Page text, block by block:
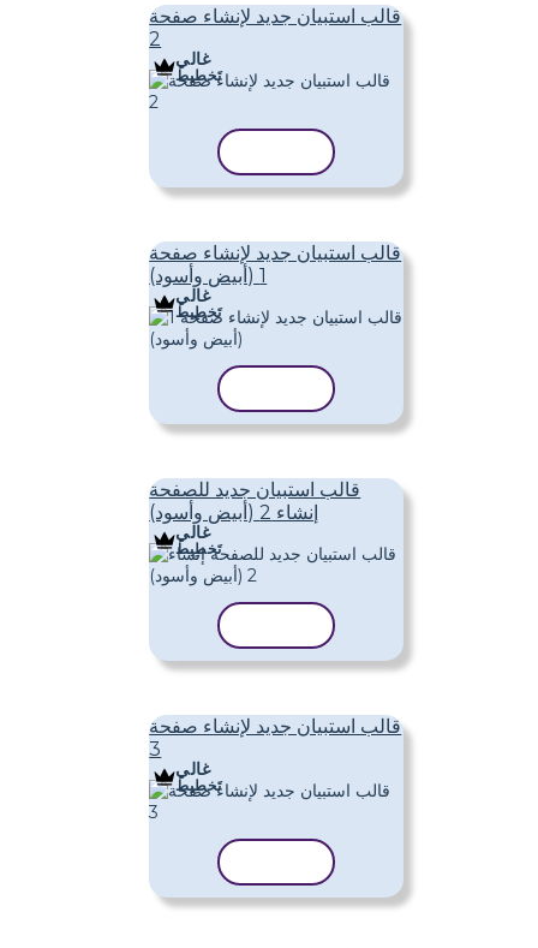
قالب استبيان جديد لإنشاء صفحة
2
غالي
تَخطِيط
قالب استبيان جديد لإنشاء صفحة
1 (أبيض وأسود)
غالي
تَخطِيط
قالب استبيان جديد للصفحة
إنشاء 2 (أبيض وأسود)
غالي
تَخطِيط
قالب استبيان جديد لإنشاء صفحة
3
غالي
تَخطِيط